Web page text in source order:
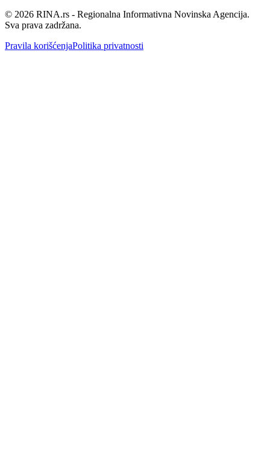
© 2026 RINA.rs - Regionalna Informativna Novinska Agencija.
Sva prava zadržana.
Pravila korišćenjaPolitika privatnosti